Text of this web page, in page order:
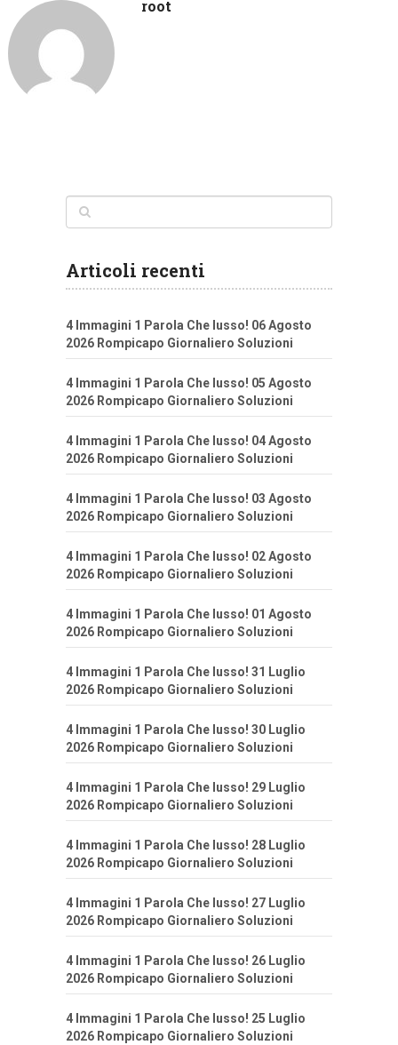
root
Articoli recenti
4 Immagini 1 Parola Che lusso! 06 Agosto
2026 Rompicapo Giornaliero Soluzioni
4 Immagini 1 Parola Che lusso! 05 Agosto
2026 Rompicapo Giornaliero Soluzioni
4 Immagini 1 Parola Che lusso! 04 Agosto
2026 Rompicapo Giornaliero Soluzioni
4 Immagini 1 Parola Che lusso! 03 Agosto
2026 Rompicapo Giornaliero Soluzioni
4 Immagini 1 Parola Che lusso! 02 Agosto
2026 Rompicapo Giornaliero Soluzioni
4 Immagini 1 Parola Che lusso! 01 Agosto
2026 Rompicapo Giornaliero Soluzioni
4 Immagini 1 Parola Che lusso! 31 Luglio
2026 Rompicapo Giornaliero Soluzioni
4 Immagini 1 Parola Che lusso! 30 Luglio
2026 Rompicapo Giornaliero Soluzioni
4 Immagini 1 Parola Che lusso! 29 Luglio
2026 Rompicapo Giornaliero Soluzioni
4 Immagini 1 Parola Che lusso! 28 Luglio
2026 Rompicapo Giornaliero Soluzioni
4 Immagini 1 Parola Che lusso! 27 Luglio
2026 Rompicapo Giornaliero Soluzioni
4 Immagini 1 Parola Che lusso! 26 Luglio
2026 Rompicapo Giornaliero Soluzioni
4 Immagini 1 Parola Che lusso! 25 Luglio
2026 Rompicapo Giornaliero Soluzioni